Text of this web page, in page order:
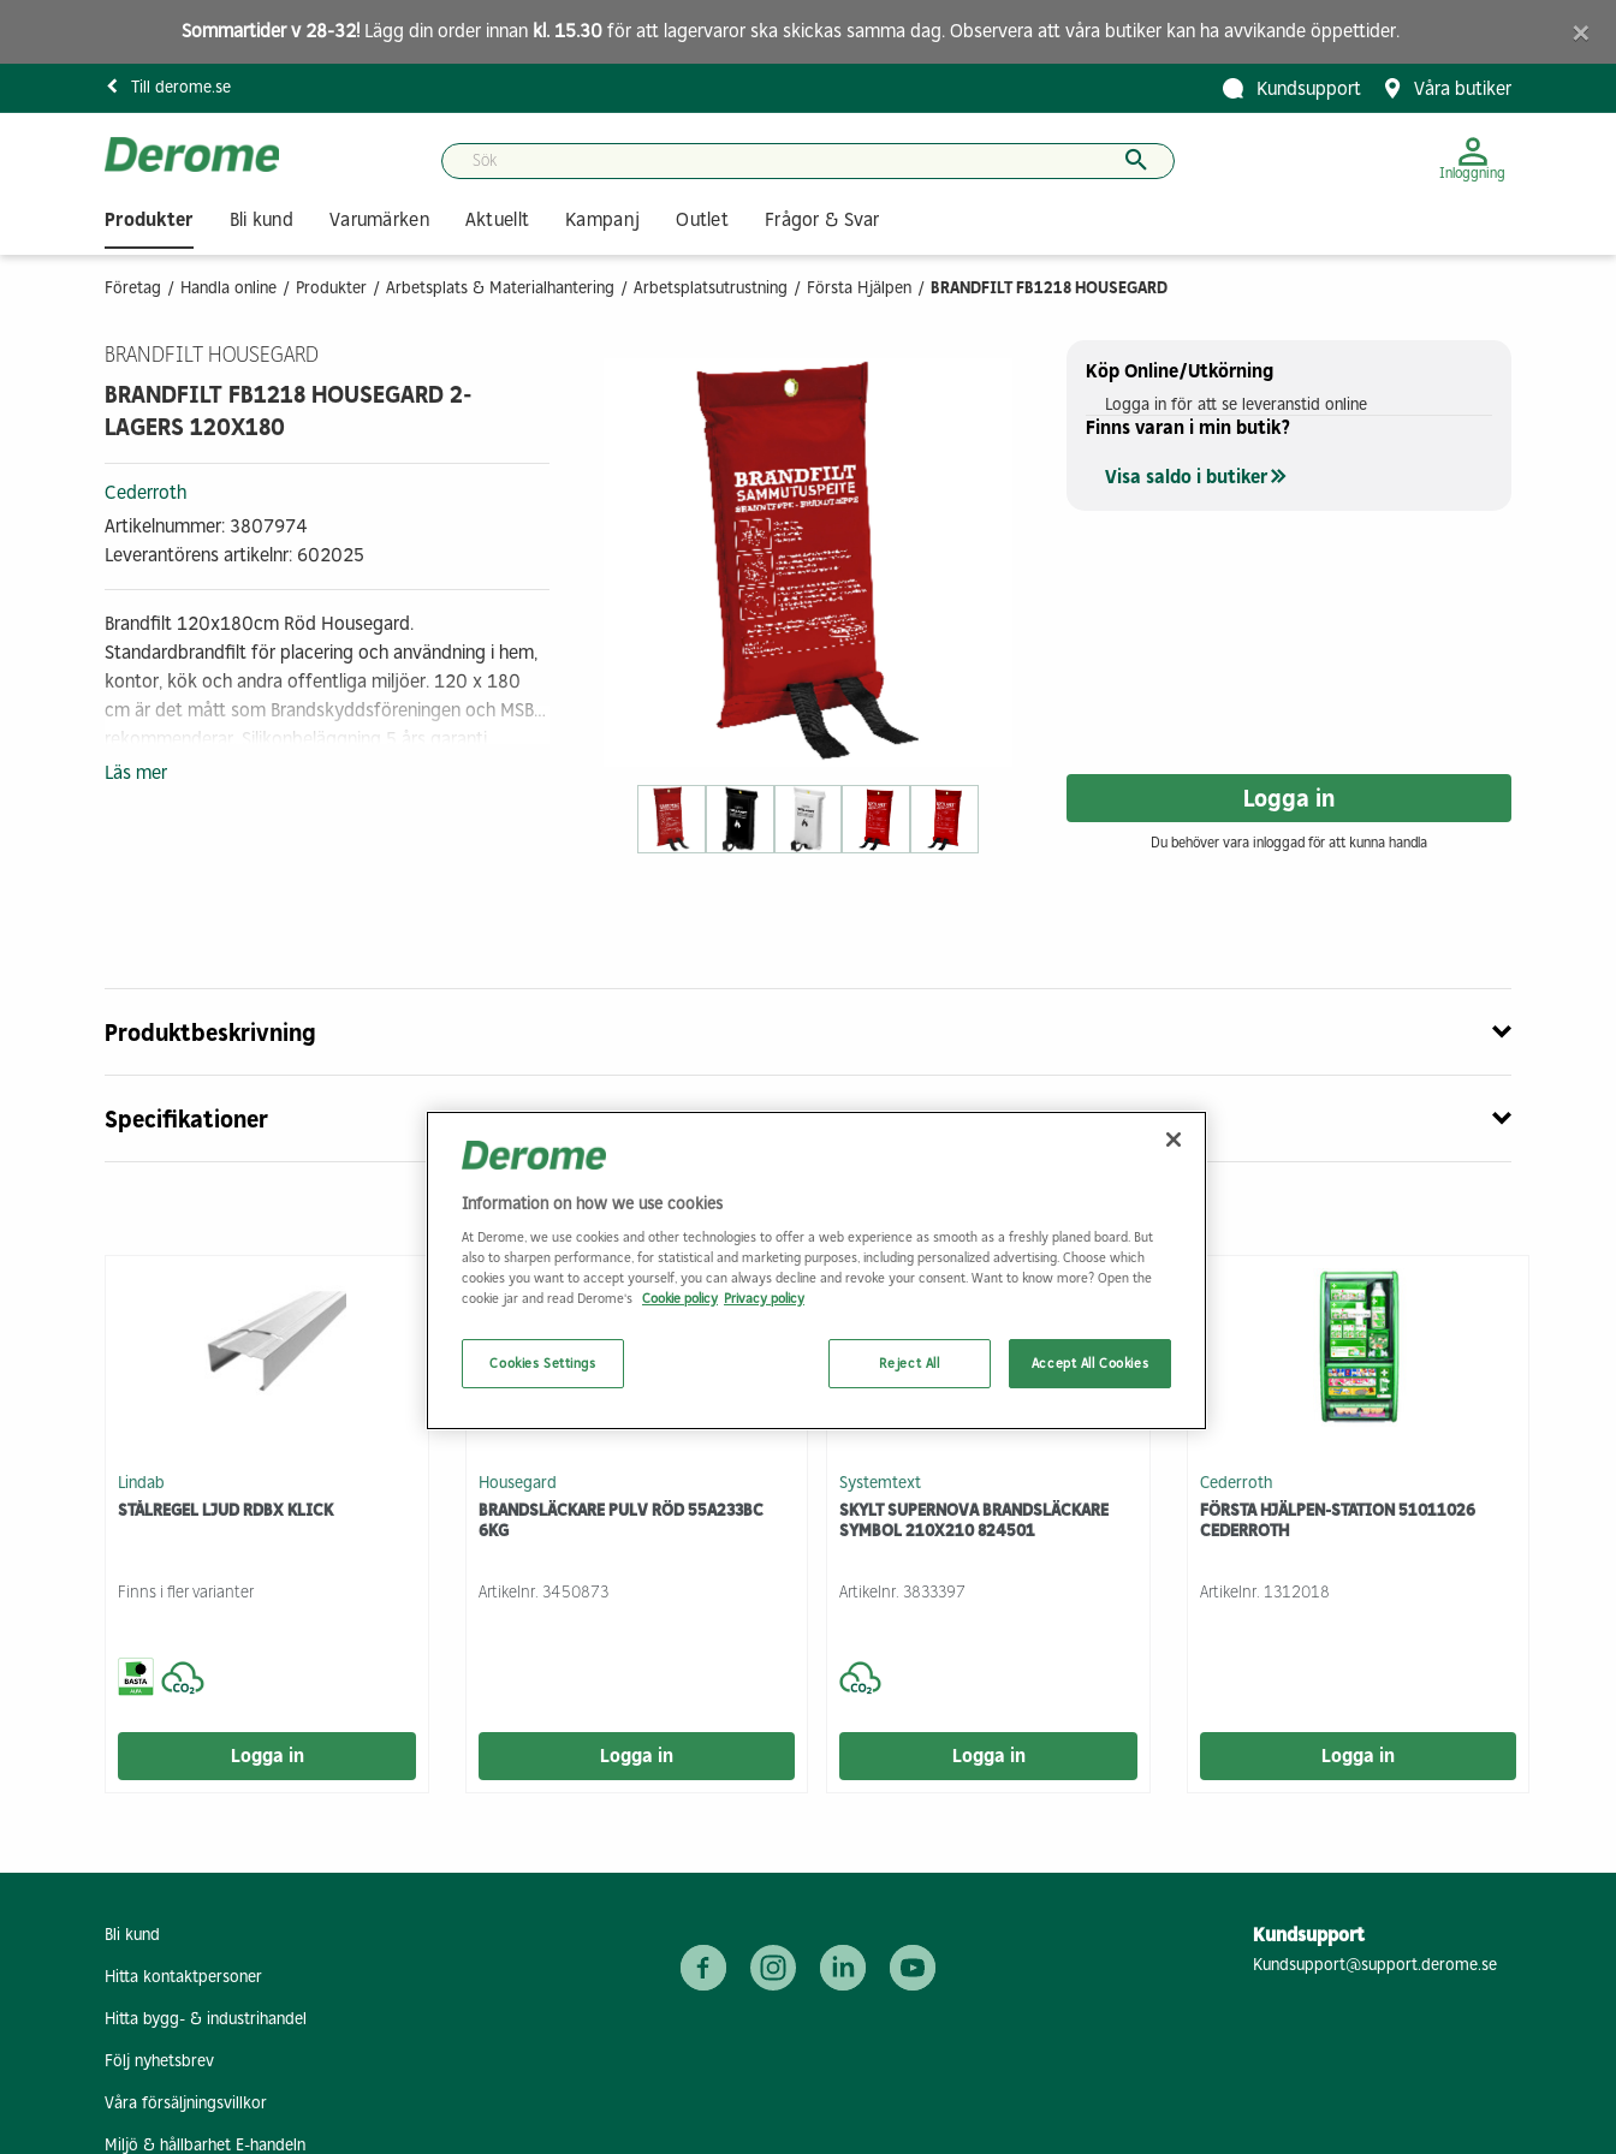
Sommartider v 28-32!Lägg din order innan kl. 15.30för att lagervaror ska skickas samma dag. Observera att våra butikerkan ha avvikande öppettider. ×
Till derome.se Kundsupport Våra butiker
Inloggning
Produkter Bli kund Varumärken Aktuellt Kampanj Outlet Frågor & Svar
Företag Handla online Produkter Arbetsplats & Materialhantering Arbetsplatsutrustning Första Hjälpen BRANDFILT FB1218 HOUSEGARD 2-LAGERS 120X180
BRANDFILT HOUSEGARD
BRANDFILT FB1218 HOUSEGARD 2-
LAGERS 120X180
Cederroth
Artikelnummer: 3807974
Leverantörens artikelnr: 602025
Brandfilt 120x180cm Röd Housegard.
Standardbrandfilt för placering och användning i hem,
kontor, kök och andra offentliga miljöer. 120 x 180
cm är det mått som Brandskyddsföreningen och MSB
rekommenderar. Silikonbeläggning 5 års garanti
Certifiering: EN 1869:1997
Läs mer
Köp Online/Utkörning
Logga in för att se leveranstid online
Finns varan i min butik?
Visa saldo i butiker
Logga in
Du behöver vara inloggad för att kunna handla
Produktbeskrivning
Specifikationer
Populära produkter
Lindab
STÅLREGEL LJUD RDBX KLICK
Finns i fler varianter
Logga in
Housegard
BRANDSLÄCKARE PULV RÖD 55A233BC
6KG
Artikelnr. 3450873
Logga in
Systemtext
SKYLT SUPERNOVA BRANDSLÄCKARE
SYMBOL 210X210 824501
Artikelnr. 3833397
Logga in
Cederroth
FÖRSTA HJÄLPEN-STATION 51011026
CEDERROTH
Artikelnr. 1312018
Logga in
Bli kund
Hitta kontaktpersoner
Hitta bygg- & industrihandel
Följ nyhetsbrev
Våra försäljningsvillkor
Miljö & hållbarhet E-handeln
Kundsupport
Kundsupport@support.derome.se
Information on how we use cookies
At Derome, we use cookies and other technologies to offer a web experience as smooth as a freshly planed board. But
also to sharpen performance, for statistical and marketing purposes, including personalized advertising. Choose which
cookies you want to accept yourself, you can always decline and revoke your consent. Want to know more? Open the
cookie jar and read Derome's Cookie policy Privacy policy
Reject All Accept All Cookies
Cookies Settings